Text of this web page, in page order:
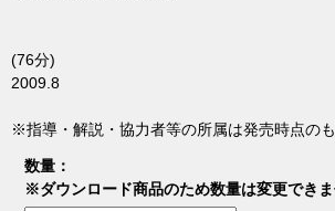
(76分)
2009.8
※指導・解説・協力者等の所属は発売時点の
数量：
※ダウンロード商品のため数量は変更できま